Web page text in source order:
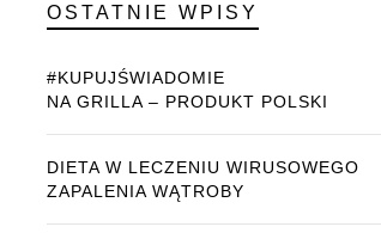
OSTATNIE WPISY
#KUPUJŚWIADOMIE
NA GRILLA – PRODUKT POLSKI
DIETA W LECZENIU WIRUSOWEGO
ZAPALENIA WĄTROBY